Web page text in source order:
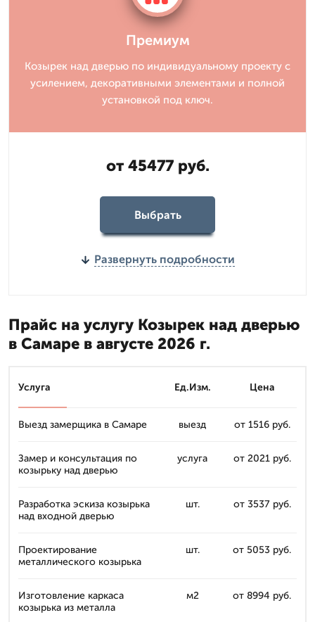
Премиум
Козырек над дверью по индивидуальному проекту с
усилением, декоративными элементами и полной
установкой под ключ.
от 45477 руб.
Выбрать
Развернуть подробности
Прайс на услугу Козырек над дверью
в Самаре в августе 2026 г.
Услуга Ед.Изм. Цена
Выезд замерщика в Самаре выезд от 1516 руб.
Замер и консультация по
козырьку над дверью
услуга от 2021 руб.
Разработка эскиза козырька
над входной дверью
шт. от 3537 руб.
Проектирование
металлического козырька
шт. от 5053 руб.
Изготовление каркаса
козырька из металла
м2 от 8994 руб.